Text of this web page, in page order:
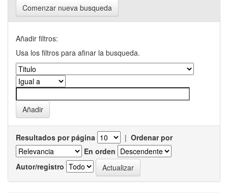
Comenzar nueva busqueda
Añadir filtros:
Usa los filtros para afinar la busqueda.
Resultados por página | Ordenar por
En orden
Autor/registro